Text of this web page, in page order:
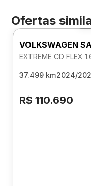
Ofertas
VOLKSWAGEN
EXTREME CD FLEX
37.499 km2024/
R$ 110.690